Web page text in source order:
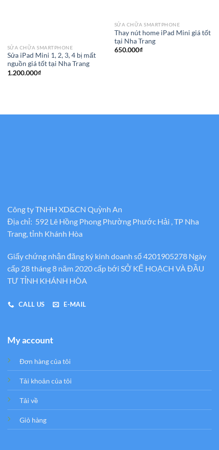
SỬA CHỮA SMARTPHONE
Sửa iPad Mini 1, 2, 3, 4 bị mất
nguồn giá tốt tại Nha Trang
1.200.000₫
SỬA CHỮA SMARTPHONE
Thay nút home iPad Mini giá tốt
tại Nha Trang
650.000₫
Công ty TNHH XD&CN Quỳnh An
Địa chỉ: 592 Lê Hồng Phong Phường Phước Hải , TP Nha
Trang, tỉnh Khánh Hòa
Giấy chứng nhận đăng ký kinh doanh số 4201905278 Ngày
cấp 28 tháng 8 năm 2020 cấp bới SỞ KẾ HOẠCH VÀ ĐẦU
TƯ TỈNH KHÁNH HÒA
CALL US E-MAIL
My account
Đơn hàng của tôi
Tải khoản của tôi
Tải về
Giỏ hàng